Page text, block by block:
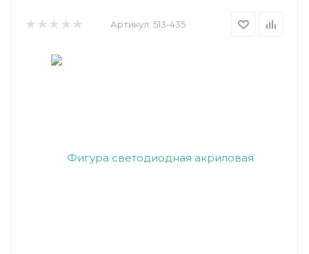
Артикул: 513-435